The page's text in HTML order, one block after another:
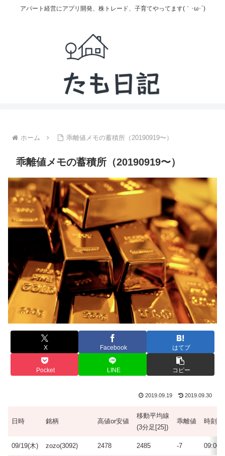
アパート経営にアプリ開発、株トレード、子育てやってます(｀･ω･´)
ホーム 乖離値メモの蓄積所（20190919〜）
乖離値メモの蓄積所（20190919〜）
X Facebook はてブ
Pocket LINE コピー
2019.09.19 2019.09.30
日時 銘柄 高値or安値
移動平均線
(3分足[25])
乖離値 時刻
09/19(木) zozo(3092) 2478 2485 -7 09:00